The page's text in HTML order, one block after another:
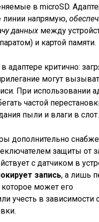
в microSD.
линии напрямую,
данных между
и картой памяти.
адаптере критично:
могут
При использовании
частой
пыли и влаги в слот.
дополнительно
защиты от
с датчиком в
запись, а лишь
которое может его
учесть в зависимости